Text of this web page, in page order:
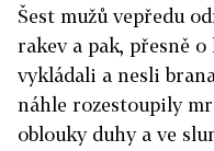
Šest mužů vepředu
rakev a pak, přesně
vykládali a nesli
náhle rozestoupily
oblouky duhy a ve